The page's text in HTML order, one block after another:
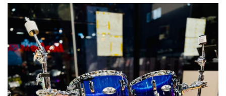
エレキギター アコギ/エレアコ
ベース ウクレレ